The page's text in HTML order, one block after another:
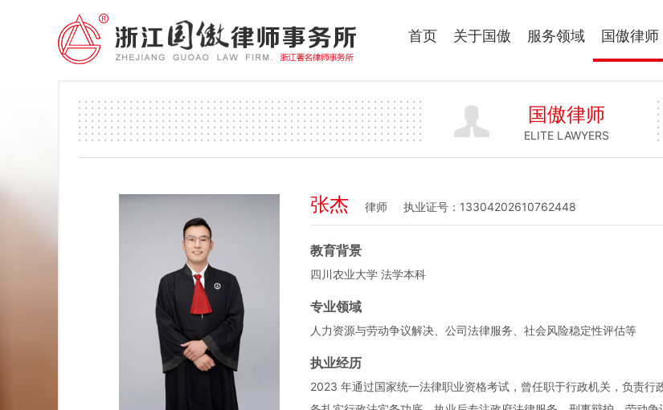
首页 关于国傲 服务领域 国傲律师
国傲律师
ELITE LAWYERS
张杰 律师 执业证号：13304202610762448
教育背景
四川农业大学 法学本科
专业领域
人力资源与劳动争议解决、公司法律服务、社会风险稳定性评估等
执业经历
2023 年通过国家统一法律职业资格考试，曾任职于行政机关，负责